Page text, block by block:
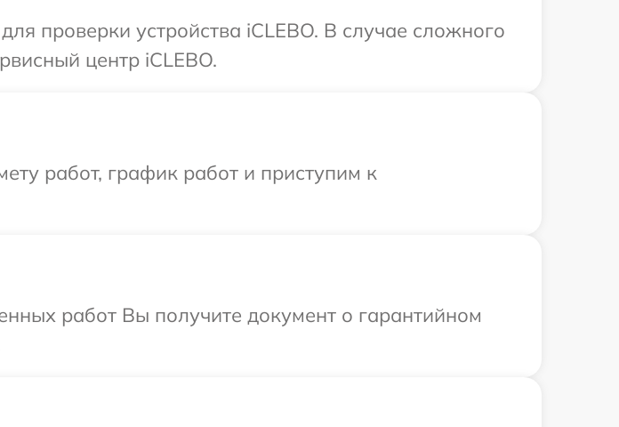
проверки устройства iCLEBO. В случае сложного
центр iCLEBO.
работ, график работ и приступим к
работ Вы получите документ о гарантийном